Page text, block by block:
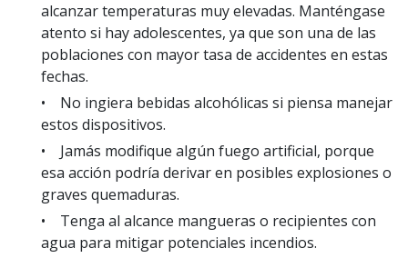
alcanzar temperaturas muy elevadas. Manténgase
atento si hay adolescentes, ya que son una de las
poblaciones con mayor tasa de accidentes en estas
fechas.
• No ingiera bebidas alcohólicas si piensa manejar
estos dispositivos.
• Jamás modifique algún fuego artificial, porque
esa acción podría derivar en posibles explosiones o
graves quemaduras.
• Tenga al alcance mangueras o recipientes con
agua para mitigar potenciales incendios.